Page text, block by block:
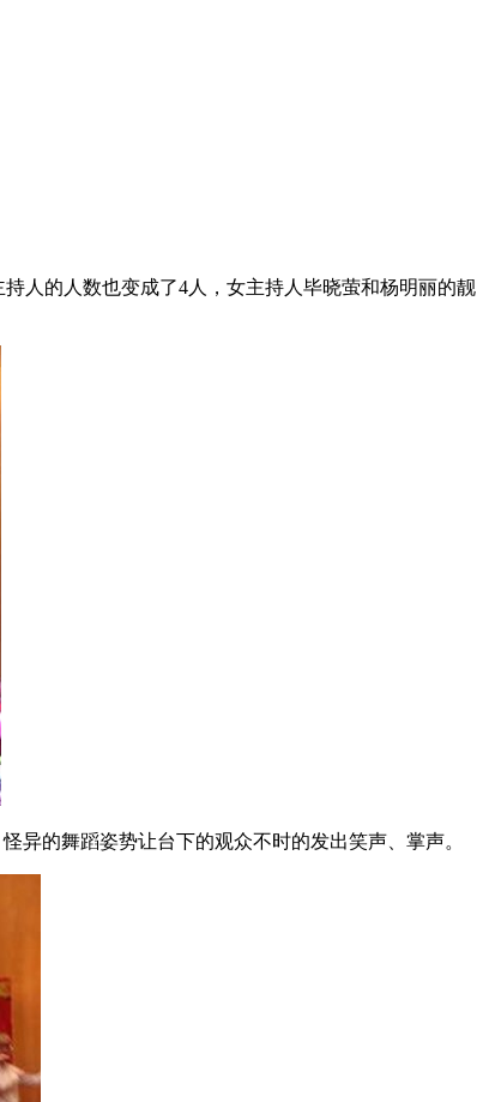
人的人数也变成了4人，女主持人毕晓萤和杨明丽的靓
的舞蹈姿势让台下的观众不时的发出笑声、掌声。